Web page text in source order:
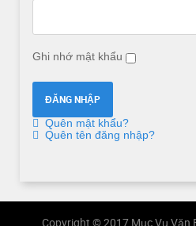
Ghi nhớ mật khẩu
Quên mật khẩu?
Quên tên đăng nhập?
Copyright © 2017 Mục Vụ Văn